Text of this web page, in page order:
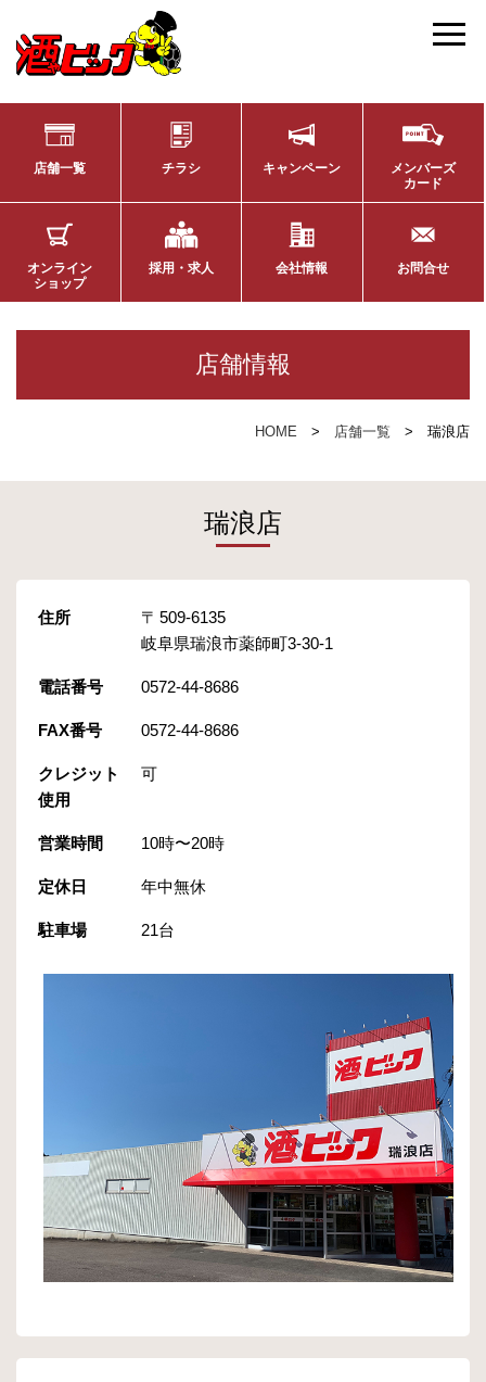
店舗一覧 チラシ キャンペーン
メンバーズ
カード
オンライン
ショップ
採用・求人 会社情報 お問合せ
店舗情報
HOME 店舗一覧 瑞浪店
瑞浪店
住所
509-6135
岐阜県瑞浪市薬師町3-30-1
電話番号 0572-44-8686
FAX番号 0572-44-8686
クレジット
使用
可
営業時間 10時〜20時
定休日 年中無休
駐車場 21台